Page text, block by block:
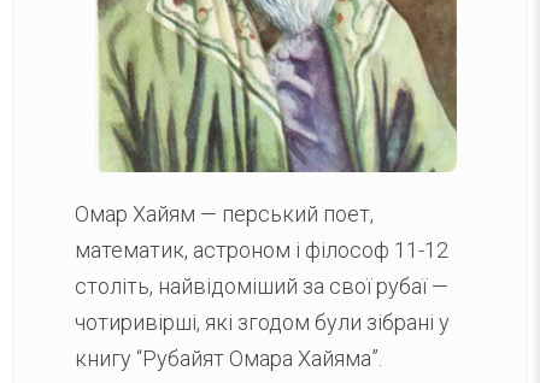
Омар Хайям — перський поет,
математик, астроном і філософ 11-12
століть, найвідоміший за свої рубаї —
чотиривірші, які згодом були зібрані у
книгу “Рубайят Омара Хайяма”.